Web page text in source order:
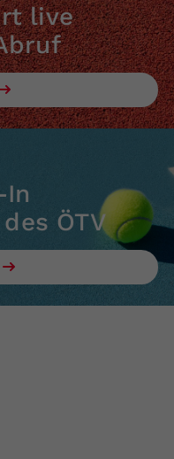
live
In
ÖTV